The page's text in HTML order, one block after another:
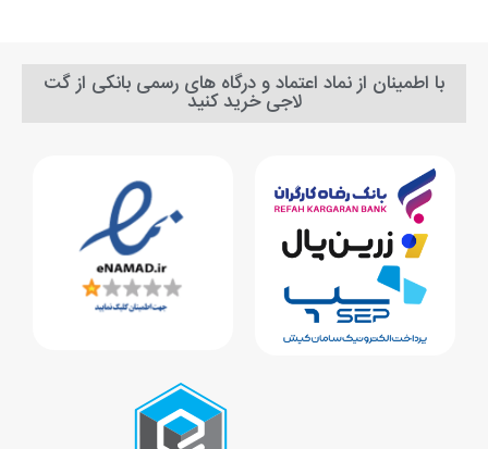
با اطمینان از نماد اعتماد و درگاه های رسمی بانکی از گت
لاجی خرید کنید